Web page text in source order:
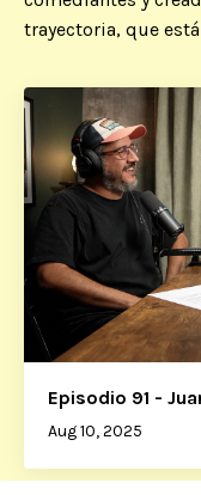
trayectoria, que
Episodio 91 -
Aug 10, 2025